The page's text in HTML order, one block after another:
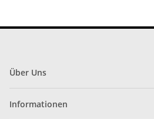
Über Uns
Informationen